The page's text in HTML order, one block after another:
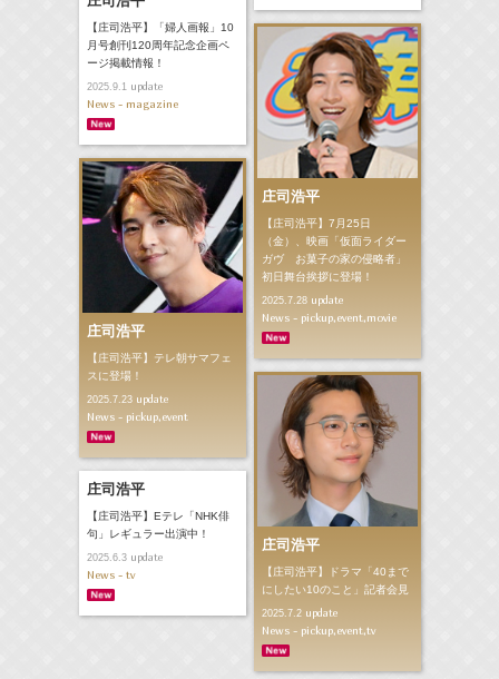
【庄司浩平】「婦人画報」10
月号創刊120周年記念企画ペ
ージ掲載情報！
2025.9.1update
News - magazine
庄司浩平
【庄司浩平】7月25日
（金）、映画「仮面ライダー
ガヴ お菓子の家の侵略者」
初日舞台挨拶に登場！
2025.7.28update
News - pickup,event,movie
庄司浩平
【庄司浩平】テレ朝サマフェ
スに登場！
2025.7.23update
News - pickup,event
庄司浩平
【庄司浩平】ドラマ「40まで
にしたい10のこと」記者会見
2025.7.2update
News - pickup,event,tv
庄司浩平
【庄司浩平】Eテレ「NHK俳
句」レギュラー出演中！
2025.6.3update
News - tv